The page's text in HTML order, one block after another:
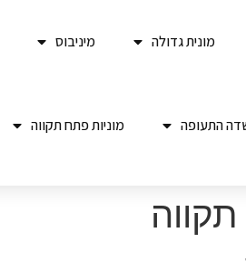
מונית גדולה מיניבוס
התעופה מוניות פתח תקווה